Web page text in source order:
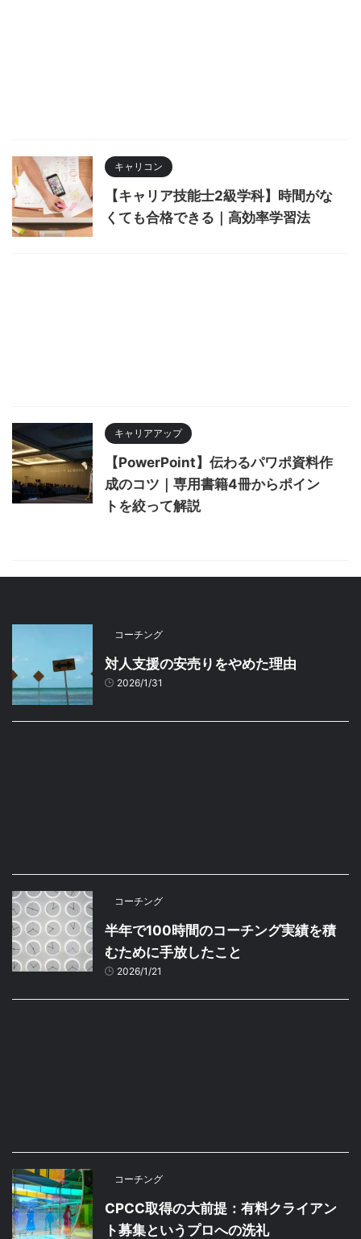
キャリコン
【キャリア技能士2級学科】時間がな
くても合格できる｜高効率学習法
キャリアアップ
【PowerPoint】伝わるパワポ資料作
成のコツ｜専用書籍4冊からポイン
トを絞って解説
コーチング
対人支援の安売りをやめた理由
2026/1/31
コーチング
半年で100時間のコーチング実績を積
むために手放したこと
2026/1/21
コーチング
CPCC取得の大前提：有料クライアン
ト募集というプロへの洗礼